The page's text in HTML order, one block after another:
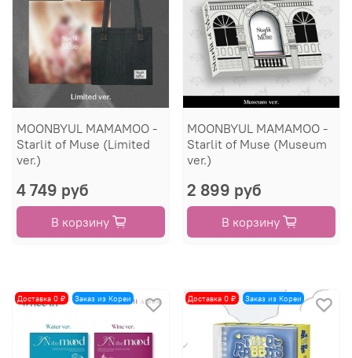
MOONBYUL MAMAMOO -
Starlit of Muse (Limited
ver.)
4 749 руб
В корзину
MOONBYUL MAMAMOO -
Starlit of Muse (Museum
ver.)
2 899 руб
В корзину
Доставка 0 ₽ Заказ из Кореи Доставка 0 ₽ Заказ из Кореи